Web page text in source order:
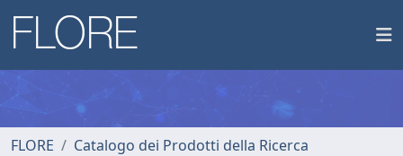
FLORE
Catalogo dei Prodotti della Ricerca